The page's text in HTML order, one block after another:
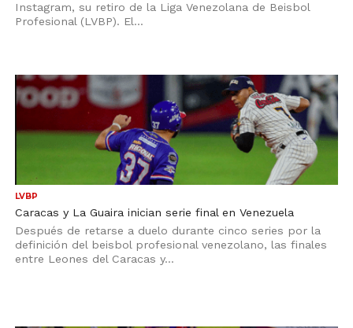
Instagram, su retiro de la Liga Venezolana de Beisbol
Profesional (LVBP). El...
LVBP
Caracas y La Guaira inician serie final en Venezuela
Después de retarse a duelo durante cinco series por la
definición del beisbol profesional venezolano, las finales
entre Leones del Caracas y...